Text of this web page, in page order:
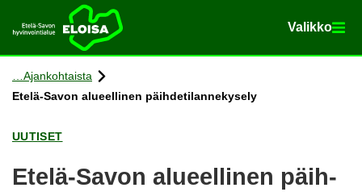
Etusi­vu Va­lik­ko
Va­lik­ko
Siir­ry si­säl­töön
Ajan­koh­tais­ta
Etelä-​Savon alu­eel­li­nen päih­de­ti­lan­ne­ky­se­ly
UU­TI­SET
Etelä-​Savon alu­eel­li­nen päih­